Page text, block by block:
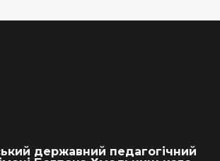
державний педагогічний